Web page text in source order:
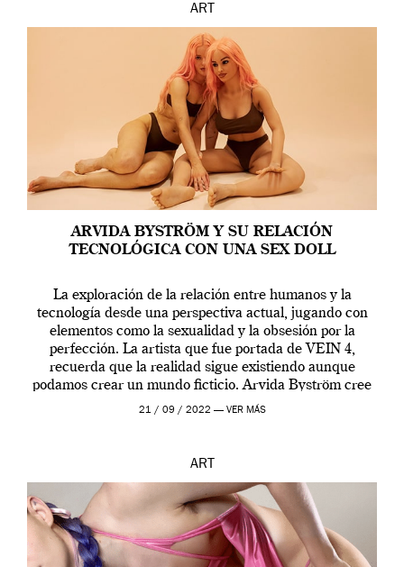
ART
ARVIDA BYSTRÖM Y SU RELACIÓN
TECNOLÓGICA CON UNA SEX DOLL
La exploración de la relación entre humanos y la
tecnología desde una perspectiva actual, jugando con
elementos como la sexualidad y la obsesión por la
perfección. La artista que fue portada de VEIN 4,
recuerda que la realidad sigue existiendo aunque
podamos crear un mundo ficticio. Arvida Byström cree
que los humanos tienen un complejo […]
21 / 09 / 2022 — VER MÁS
ART